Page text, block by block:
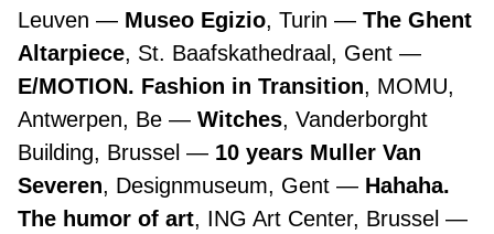
Leuven
Museo Egizio, Turin
The Ghent
Altarpiece, St. Baafskathedraal, Gent
E/MOTION. Fashion in Transition, MOMU,
Antwerpen, Be
Witches, Vanderborght
Building, Brussel
10 years Muller Van
Severen, Designmuseum, Gent
Hahaha.
The humor of art, ING Art Center, Brussel